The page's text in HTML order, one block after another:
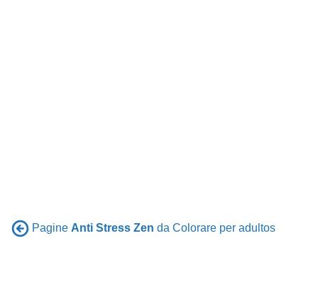
Pagine Anti Stress Zen da Colorare per adultos